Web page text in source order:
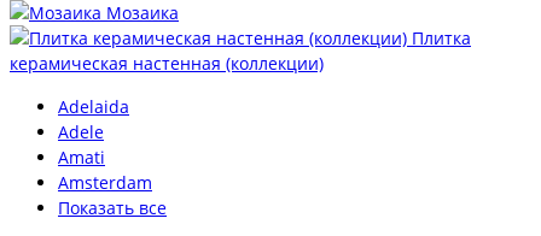
Мозаика
Плитка
керамическая настенная (коллекции)
Adelaida
Adele
Amati
Amsterdam
Показать все